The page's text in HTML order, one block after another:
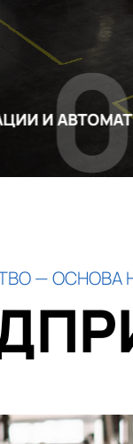
— ОСНОВА